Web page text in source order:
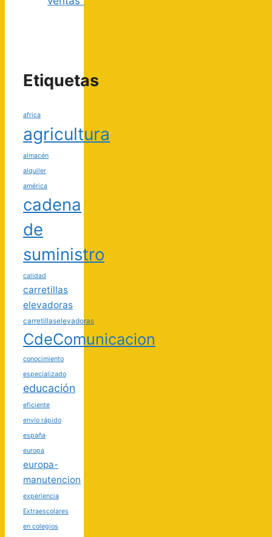
Etiquetas
africa
agricultura
almacén
alquiler
américa
cadena
de
suministro
calidad
carretillas
elevadoras
carretillaselevadoras
CdeComunicacion
conocimiento
especializado
educación
eficiente
envío rápido
españa
europa
europa-
manutencion
experiencia
Extraescolares
en colegios